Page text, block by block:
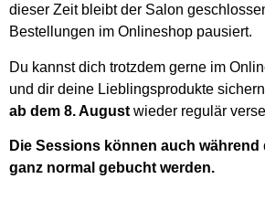
dieser Zeit bleibt der Salon
Bestellungen im Onlineshop pausiert.
Du kannst dich trotzdem gerne im
und dir deine Lieblingsprodukte
ab dem 8. August wieder regulär
Die Sessions können auch während
ganz normal gebucht werden.